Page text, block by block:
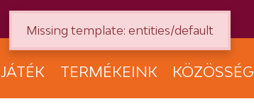
JÁTÉK TERMÉKEINK KÖZÖSSÉG
Missing template: entities/default